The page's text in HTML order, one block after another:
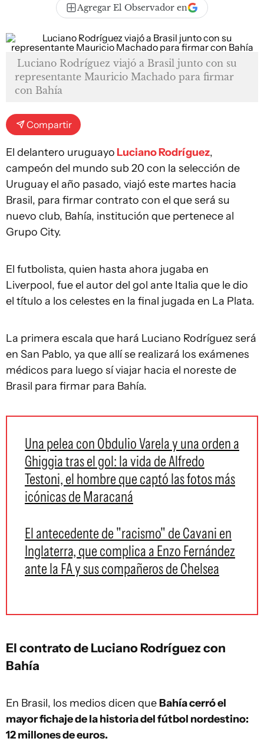
Agregar El Observador en
Luciano Rodríguez viajó a Brasil junto con su
representante Mauricio Machado para firmar
con Bahía
Compartir
El delantero uruguayo Luciano Rodríguez,
campeón del mundo sub 20 con la selección de
Uruguay el año pasado, viajó este martes hacia
Brasil, para firmar contrato con el que será su
nuevo club, Bahía, institución que pertenece al
Grupo City.
El futbolista, quien hasta ahora jugaba en
Liverpool, fue el autor del gol ante Italia que le dio
el título a los celestes en la final jugada en La Plata.
La primera escala que hará Luciano Rodríguez será
en San Pablo, ya que allí se realizará los exámenes
médicos para luego sí viajar hacia el noreste de
Brasil para firmar para Bahía.
Una pelea con Obdulio Varela y una orden a
Ghiggia tras el gol: la vida de Alfredo
Testoni, el hombre que captó las fotos más
icónicas de Maracaná
El antecedente de "racismo" de Cavani en
Inglaterra, que complica a Enzo Fernández
ante la FA y sus compañeros de Chelsea
El contrato de Luciano Rodríguez con
Bahía
En Brasil, los medios dicen que Bahía cerró el
mayor fichaje de la historia del fútbol nordestino:
12 millones de euros.